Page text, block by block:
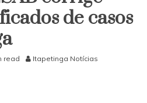
positivos
parade casos
read Itapetinga Notícias